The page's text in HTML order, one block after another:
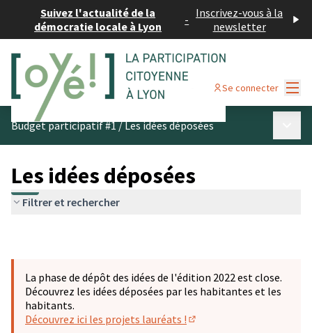
Suivez l'actualité de la
démocratie locale à Lyon
- Inscrivez-vous à la
newsletter
Se connecter
Budget participatif #1/Les idées déposées
Les idées déposées
Filtrer et rechercher
La phase de dépôt des idées de l'édition 2022 est close.
Découvrez les idées déposées par les habitantes et les
habitants.
Découvrez ici les projets lauréats !